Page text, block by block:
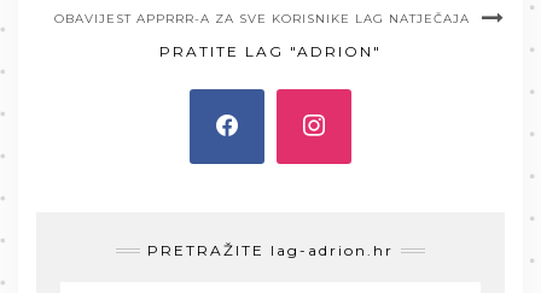
OBAVIJEST APPRRR-A ZA SVE KORISNIKE LAG NATJEČAJA
PRATITE LAG "ADRION"
PRETRAŽITE lag-adrion.hr